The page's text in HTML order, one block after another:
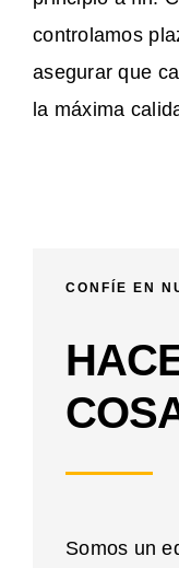
controlamos
asegurar que
la máxima
CONFÍE EN
Somos un